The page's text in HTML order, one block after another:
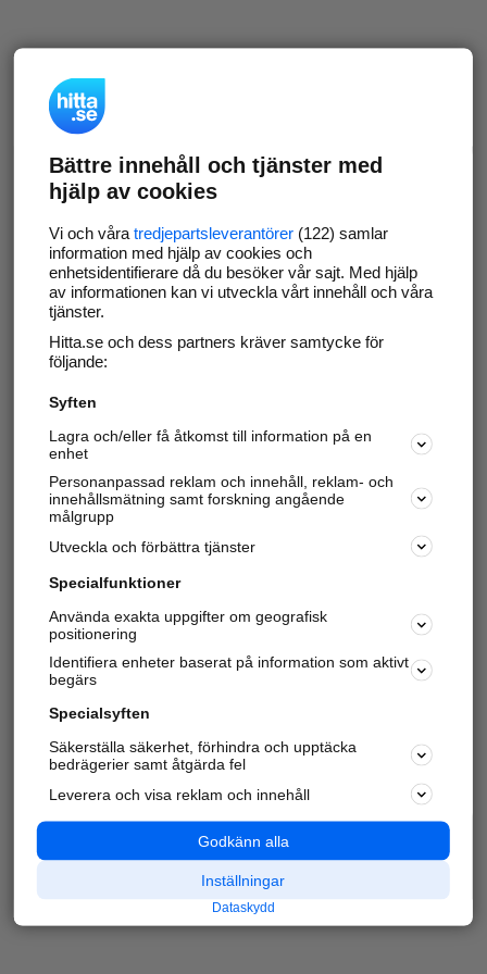
Bättre innehåll och tjänster med
hjälp av cookies
Vi och våra tredjepartsleverantörer(122) samlar
information med hjälp av cookies och
enhetsidentifierare då du besöker vår sajt. Med hjälp
av informationen kan vi utveckla vårt innehåll och våra
tjänster.
Hitta.se och dess partners kräver samtycke för
följande:
Syften
Lagra och/eller få åtkomst till information på en
enhet
Personanpassad reklam och innehåll, reklam- och
innehållsmätning samt forskning angående
målgrupp
Utveckla och förbättra tjänster
Specialfunktioner
Använda exakta uppgifter om geografisk
positionering
Identifiera enheter baserat på information som aktivt
begärs
Specialsyften
Säkerställa säkerhet, förhindra och upptäcka
bedrägerier samt åtgärda fel
Leverera och visa reklam och innehåll
Godkänn alla
Inställningar
Dataskydd